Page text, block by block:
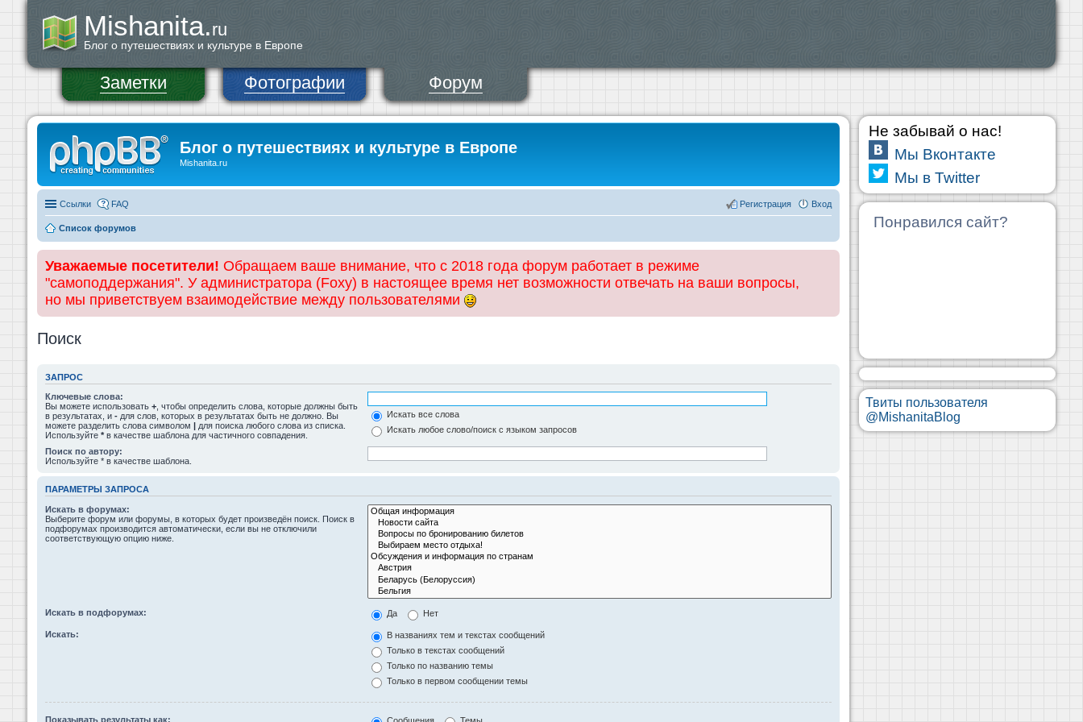
Mishanita.ru
Блог о путешествиях и культуре в Европе
Заметки Фотографии Форум
Блог о путешествиях и культуре в Европе
Mishanita.ru
Ссылки FAQ Вход
Регистрация
Список форумов
Уважаемые посетители! Обращаем ваше внимание, что с 2018 года форум работает в режиме
"самоподдержания". У администратора (Foxy) в настоящее время нет возможности отвечать на ваши вопросы,
но мы приветствуем взаимодействие между пользователями
Поиск
ЗАПРОС
Ключевые слова:
Вы можете использовать + , чтобы определить слова, которые должны быть
в результатах, и - для слов, которых в результатах быть не должно. Вы
можете разделить слова символом | для поиска любого слова из списка.
Используйте * в качестве шаблона для частичного совпадения.
Искать все слова
Искать любое слово/поиск с языком запросов
Поиск по автору:
Используйте * в качестве шаблона.
ПАРАМЕТРЫ ЗАПРОСА
Искать в форумах:
Выберите форум или форумы, в которых будет произведён поиск. Поиск в
подфорумах производится автоматически, если вы не отключили
соответствующую опцию ниже.
Искать в подфорумах: Да Нет
Искать:
В названиях тем и текстах сообщений
Только в текстах сообщений
Только по названию темы
Только в первом сообщении темы
Показывать результаты как:
Не забывай о нас!
Мы Вконтакте
Мы в Twitter
Понравился сайт?
Твиты пользователя
@MishanitaBlog